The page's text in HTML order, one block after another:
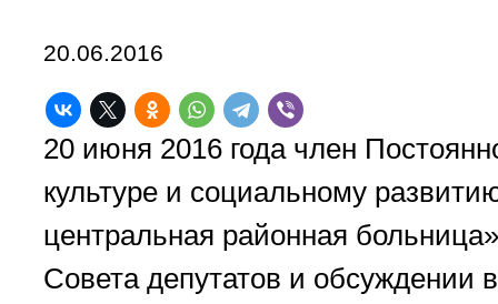
20.06.2016
20 июня 2016 года член
культуре и социальному
центральная районная
Совета депутатов и обсуждении